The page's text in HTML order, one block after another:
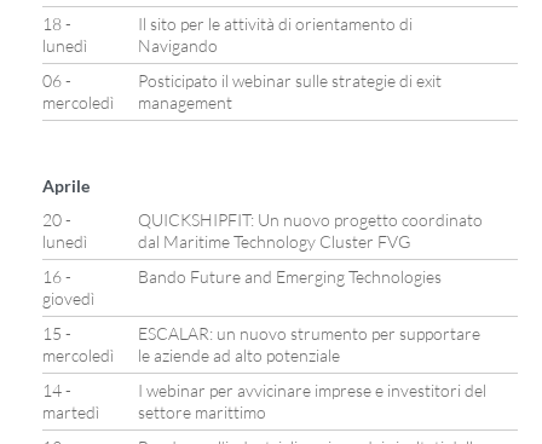
18 -
lunedì
Il sito per le attività di orientamento di
Navigando
06 -
mercoledì
Posticipato il webinar sulle strategie di exit
management
Aprile
20 -
lunedì
QUICKSHIPFIT: Un nuovo progetto coordinato
dal Maritime Technology Cluster FVG
16 -
giovedì
Bando Future and Emerging Technologies
15 -
mercoledì
ESCALAR: un nuovo strumento per supportare
le aziende ad alto potenziale
14 -
martedì
I webinar per avvicinare imprese e investitori del
settore marittimo